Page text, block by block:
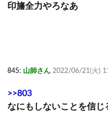
印旛全力やろなあ
845: 山師さん 2022/06/21(火)
>>803
なにもしないことを信じ